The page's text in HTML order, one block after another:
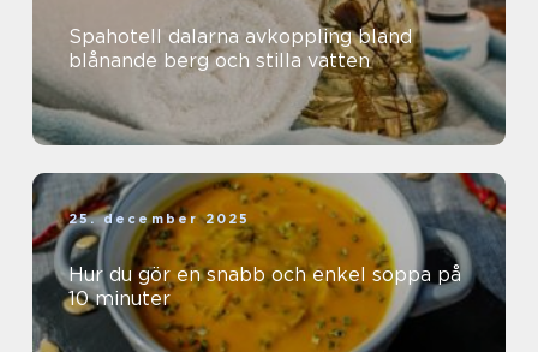
Spahotell dalarna avkoppling bland
blånande berg och stilla vatten
25. december 2025
Hur du gör en snabb och enkel soppa på
10 minuter